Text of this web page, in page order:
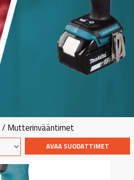
/ Mutterinvääntimet
AVAA SUODATTIMET